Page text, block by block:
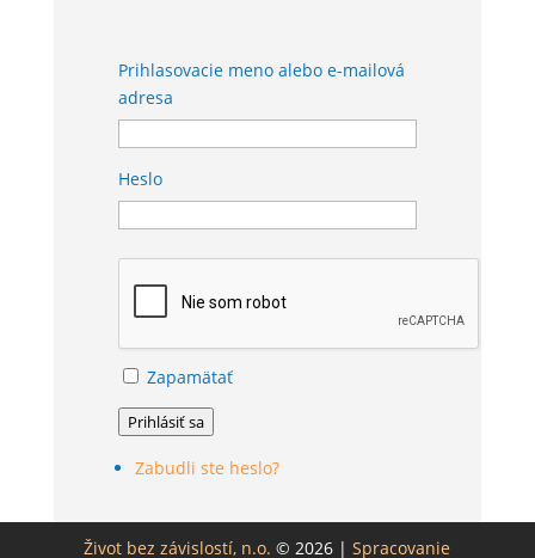
Prihlasovacie meno alebo e-mailová
adresa
Heslo
Zapamätať
Prihlásiť sa
Zabudli ste heslo?
Život bez závislostí, n.o. © 2026 |Spracovanie